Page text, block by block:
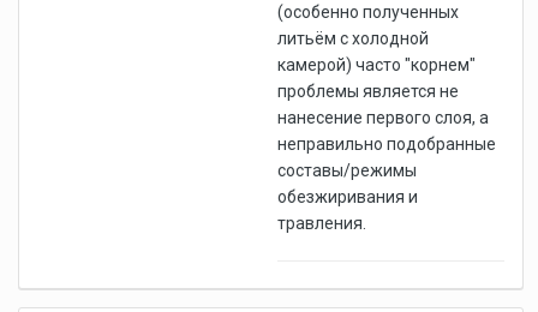
(особенно полученных
литьём с холодной
камерой) часто "корнем"
проблемы является не
нанесение первого слоя, а
неправильно подобранные
составы/режимы
обезжиривания и
травления.